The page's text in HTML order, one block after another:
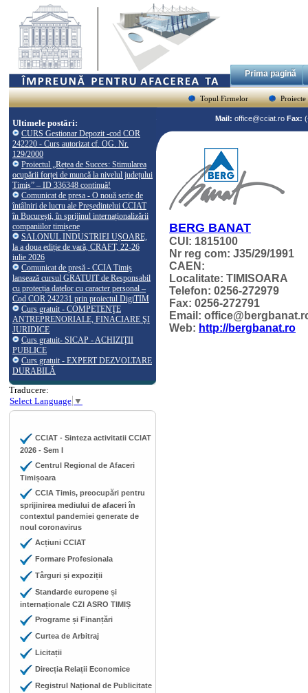
Prima pagină
Topul Firmelor Proiecte
Ultimele postări:
CURS Gestionar Depozit -cod COR
242220 - Curs autorizat cf. OG. Nr.
129/2000
Proiectul „Rețea de Succes: Stimularea
ocupării forței de muncă la nivelul județului
Timiș” – ID 336348 continuă!
Comunicat de presa - O nouă serie de
întâlniri de lucru ale Președintelui CCIAT
în București, în sprijinul internaționalizării
companiilor timișene
SALONUL INDUSTRIEI UȘOARE,
la a doua ediție de vară, CRAFT, 22-26
iulie 2026
Comunicat de presă - CCIA Timiș
lansează cursul GRATUIT de Responsabil
cu protecția datelor cu caracter personal –
Cod COR 242231 prin proiectul DigiTIM
Curs gratuit - COMPETENŢE
ANTREPRENORIALE, FINACIARE ŞI
JURIDICE
Curs gratuit- SICAP - ACHIZIŢII
PUBLICE
Curs gratuit - EXPERT DEZVOLTARE
DURABILĂ
Traducere:
Select Language ▼
CCIAT - Sinteza activitatii CCIAT
2026 - Sem I
Centrul Regional de Afaceri
Timișoara
CCIA Timis, preocupări pentru
sprijinirea mediului de afaceri în
contextul pandemiei generate de
noul coronavirus
Acțiuni CCIAT
Formare Profesionala
Târguri și expoziții
Standarde europene și
internaționale CZI ASRO TIMIȘ
Programe și Finanțări
Curtea de Arbitraj
Licitații
Direcția Relații Economice
Registrul Național de Publicitate
Mail: office@cciat.ro Fax:
BERG BANAT
CUI: 1815100
Nr reg com: J35/29/1991
CAEN:
Localitate: TIMISOARA
Telefon: 0256-272979
Fax: 0256-272791
Email:
Web: http://bergbanat.ro